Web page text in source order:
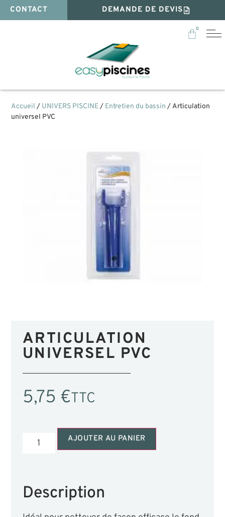
CONTACT DEMANDE DE DEVIS
0
Accueil / UNIVERS PISCINE/ Entretien du bassin / Articulation
universel PVC
ARTICULATION
UNIVERSEL PVC
5,75 €TTC
AJOUTER AU PANIER
Description